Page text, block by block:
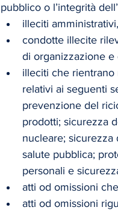
pubblico o l’integrità
illeciti
condotte illecite
di organizzazione
illeciti che rientrano
relativi ai seguenti
prevenzione del
prodotti; sicurezza
nucleare;
salute pubblica;
personali e
atti od omissioni
atti od omissioni